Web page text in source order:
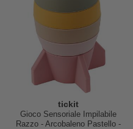
tickit
Gioco Sensoriale Impilabile
Razzo - Arcobaleno Pastello -